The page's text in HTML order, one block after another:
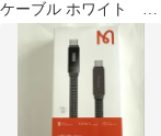
ケーブル ホワイト 箱